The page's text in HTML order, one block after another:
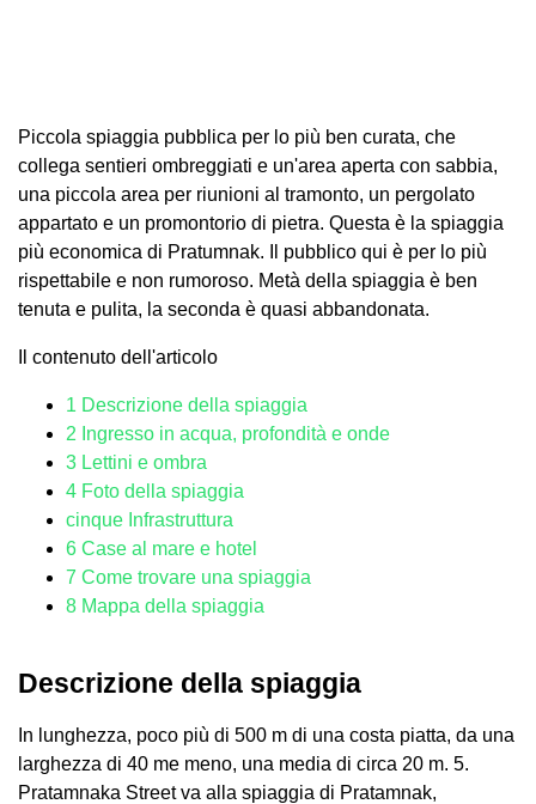
Piccola spiaggia pubblica per lo più ben curata, che
collega sentieri ombreggiati e un'area aperta con sabbia,
una piccola area per riunioni al tramonto, un pergolato
appartato e un promontorio di pietra. Questa è la spiaggia
più economica di Pratumnak. Il pubblico qui è per lo più
rispettabile e non rumoroso. Metà della spiaggia è ben
tenuta e pulita, la seconda è quasi abbandonata.
Il contenuto dell'articolo
1 Descrizione della spiaggia
2 Ingresso in acqua, profondità e onde
3 Lettini e ombra
4 Foto della spiaggia
cinque Infrastruttura
6 Case al mare e hotel
7 Come trovare una spiaggia
8 Mappa della spiaggia
Descrizione della spiaggia
In lunghezza, poco più di 500 m di una costa piatta, da una
larghezza di 40 me meno, una media di circa 20 m. 5.
Pratamnaka Street va alla spiaggia di Pratamnak,